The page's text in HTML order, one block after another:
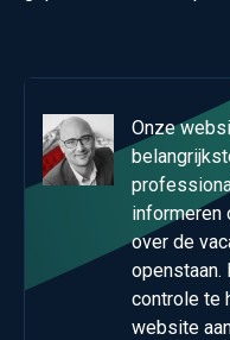
Onze
informeren
over de
openstaan.
controle te
website